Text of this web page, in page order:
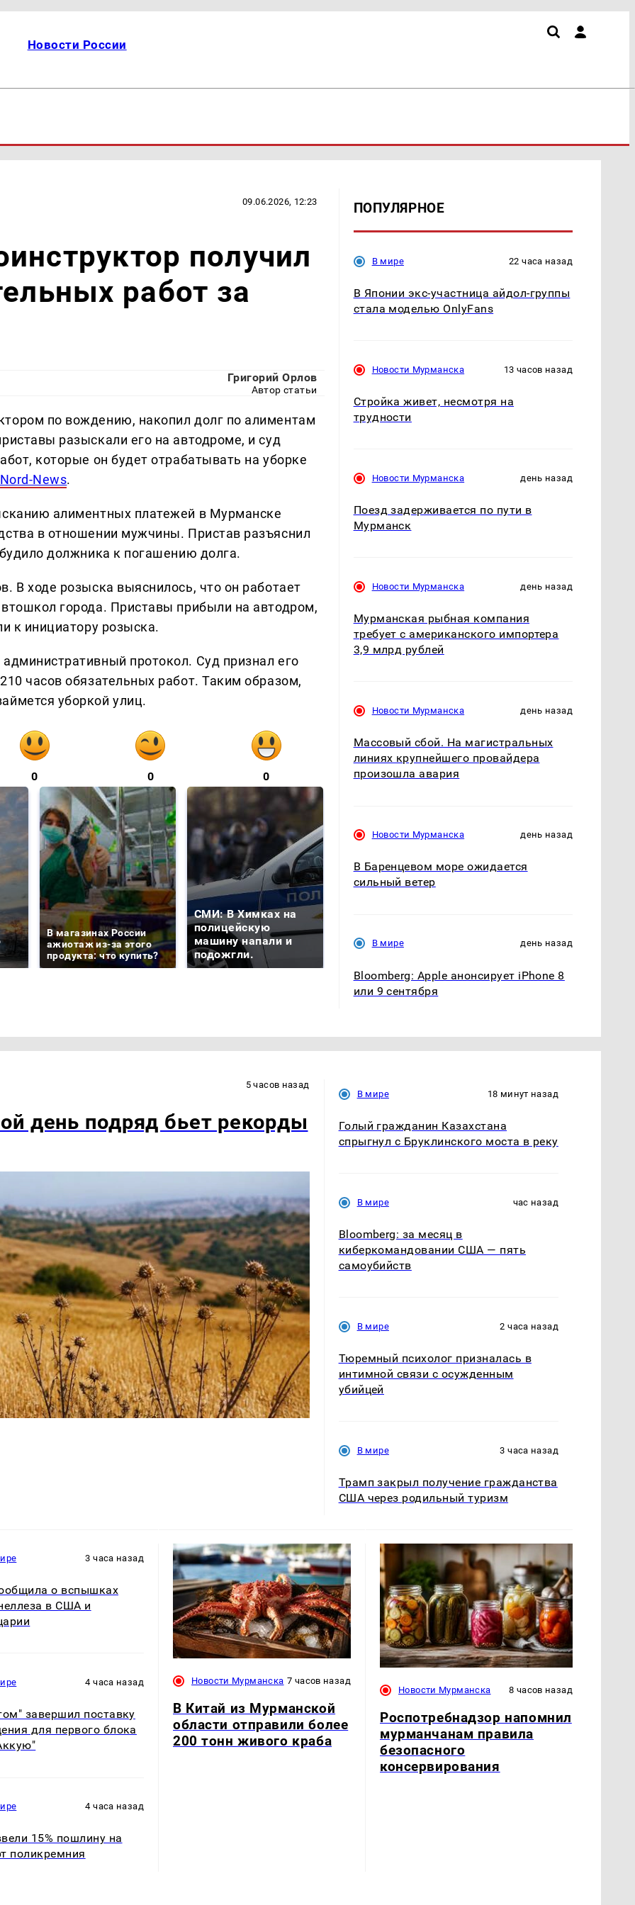
Новости России
09.06.2026, 12:23
получил
работ за
Григорий Орлов
Автор статьи
по вождению, накопил долг по алиментам
разыскали его на автодроме, и суд
которые он будет отрабатывать на уборке
News.
алиментных платежей в Мурманске
в отношении мужчины. Пристав разъяснил
должника к погашению долга.
В ходе розыска выяснилось, что он работает
города. Приставы прибыли на автодром,
к инициатору розыска.
протокол. Суд признал его
часов обязательных работ. Таким образом,
уборкой улиц.
0 0 0
В магазинах России
ажиотаж из-за этого
продукта: что купить?
СМИ: В Химках на
полицейскую
машину напали и
подожгли.
президентов США и
никто не ждал: как
ПОПУЛЯРНОЕ
В мире 22 часа назад
В Японии экс-участница айдол-группы
стала моделью OnlyFans
Новости Мурманска 13 часов назад
Стройка живет, несмотря на
трудности
Новости Мурманска день назад
Поезд задерживается по пути в
Мурманск
Новости Мурманска день назад
Мурманская рыбная компания
требует с американского импортера
3,9 млрд рублей
Новости Мурманска день назад
Массовый сбой. На магистральных
линиях крупнейшего провайдера
произошла авария
Новости Мурманска день назад
В Баренцевом море ожидается
сильный ветер
В мире день назад
Bloomberg: Apple анонсирует iPhone 8
или 9 сентября
5 часов назад
день подряд бьет рекорды
В мире 18 минут назад
Голый гражданин Казахстана
спрыгнул с Бруклинского моста в реку
В мире час назад
Bloomberg: за месяц в
киберкомандовании США — пять
самоубийств
В мире 2 часа назад
Тюремный психолог призналась в
интимной связи с осужденным
убийцей
В мире 3 часа назад
Трамп закрыл получение гражданства
США через родильный туризм
3 часа назад
о вспышках
в США и
4 часа назад
завершил поставку
для первого блока
4 часа назад
15% пошлину на
поликремния
Новости Мурманска 7 часов назад
В Китай из Мурманской
области отправили более
200 тонн живого краба
Новости Мурманска 8 часов назад
Роспотребнадзор напомнил
мурманчанам правила
безопасного
консервирования